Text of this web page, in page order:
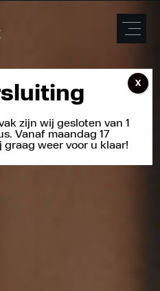
zijn wij gesloten van 1
Vanaf maandag 17
weer voor u klaar!
X